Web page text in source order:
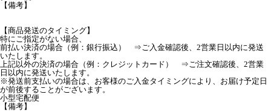
【備考】
【商品発送のタイミング】
特にご指定がない場合、
前払い決済の場合（例：銀行振込） ⇒ご入金確認後、2営業日以内に発送
いたします。
上記以外の決済の場合（例：クレジットカード） ⇒ご注文確認後、2営業
日以内に発送いたします。
※発送前支払いの場合は、お客様のご入金タイミングにより、お届け予定日
が前後することがございます。
小型宅配便
【備考】